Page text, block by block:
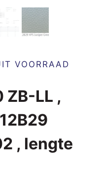
VOORRAAD
ZB-LL ,
, lengte